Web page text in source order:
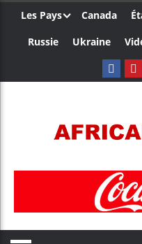
Les Pays Canada
Russie
Ukraine